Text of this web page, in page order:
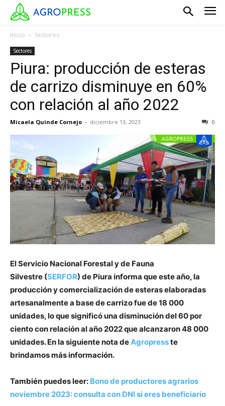
Inicio Sectores
Sectores
Piura: producción de esteras
de carrizo disminuye en 60%
con relación al año 2022
Micaela Quinde Cornejo - diciembre 13, 2023 0
El Servicio Nacional Forestal y de Fauna
Silvestre (SERFOR) de Piura informa que este año, la
producción y comercialización de esteras elaboradas
artesanalmente a base de carrizo fue de 18 000
unidades, lo que significó una disminución del 60 por
ciento con relación al año 2022 que alcanzaron 48 000
unidades. En la siguiente nota deAgropresste
brindamos más información.
También puedes leer: Bono de productores agrarios
noviembre 2023: consulta con DNI si eres beneficiario